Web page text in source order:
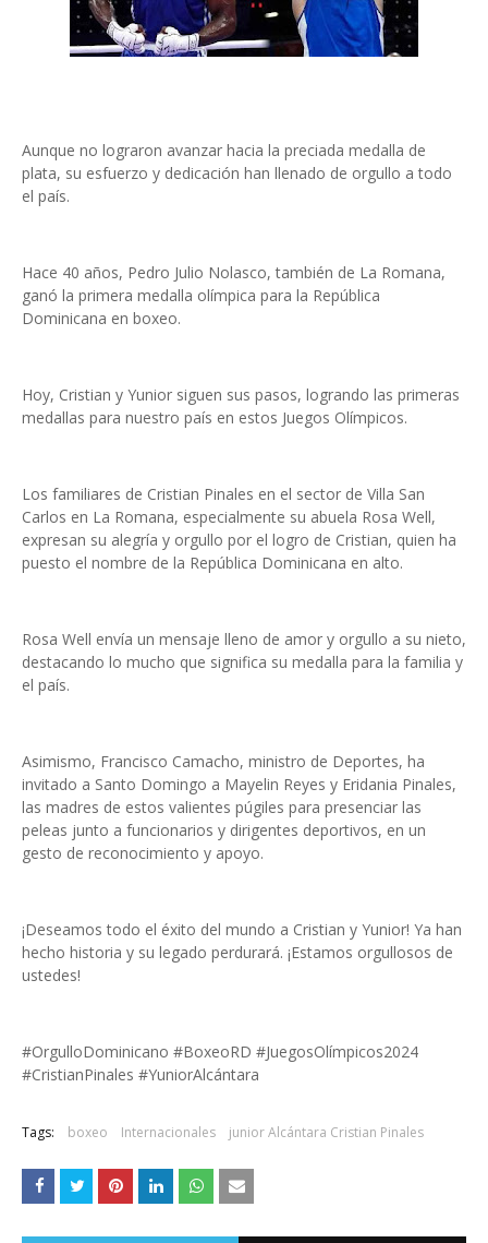
Aunque no lograron avanzar hacia la preciada medalla de
plata, su esfuerzo y dedicación han llenado de orgullo a todo
el país.
Hace 40 años, Pedro Julio Nolasco, también de La Romana,
ganó la primera medalla olímpica para la República
Dominicana en boxeo.
Hoy, Cristian y Yunior siguen sus pasos, logrando las primeras
medallas para nuestro país en estos Juegos Olímpicos.
Los familiares de Cristian Pinales en el sector de Villa San
Carlos en La Romana, especialmente su abuela Rosa Well,
expresan su alegría y orgullo por el logro de Cristian, quien ha
puesto el nombre de la República Dominicana en alto.
Rosa Well envía un mensaje lleno de amor y orgullo a su nieto,
destacando lo mucho que significa su medalla para la familia y
el país.
Asimismo, Francisco Camacho, ministro de Deportes, ha
invitado a Santo Domingo a Mayelin Reyes y Eridania Pinales,
las madres de estos valientes púgiles para presenciar las
peleas junto a funcionarios y dirigentes deportivos, en un
gesto de reconocimiento y apoyo.
¡Deseamos todo el éxito del mundo a Cristian y Yunior! Ya han
hecho historia y su legado perdurará. ¡Estamos orgullosos de
ustedes!
#OrgulloDominicano #BoxeoRD #JuegosOlímpicos2024
#CristianPinales #YuniorAlcántara
Tags: boxeo Internacionales junior Alcántara Cristian Pinales